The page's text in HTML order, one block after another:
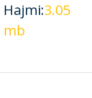
Hajmi:3.05
mb